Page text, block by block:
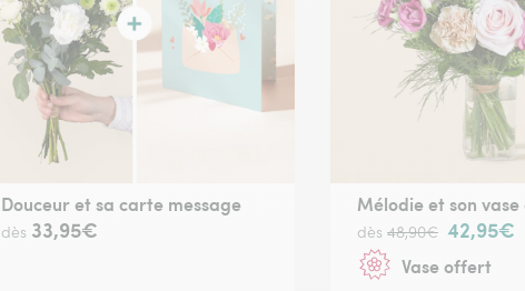
Douceur et sa carte message
dès 33,95€
Mélodie et son
dès 48,90€ 42,95€
Vase offert